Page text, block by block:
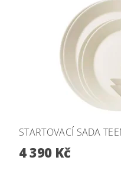
STARTOVACÍ SADA
4 390 Kč